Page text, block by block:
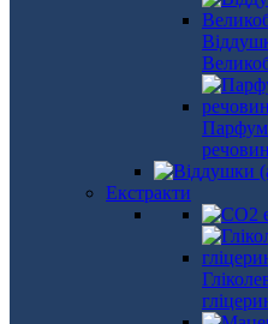
Екстракти